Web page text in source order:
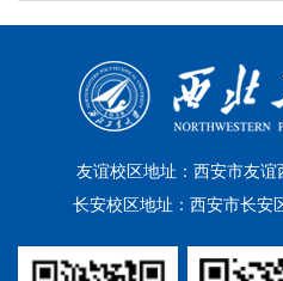
友谊校区地址：西安市友
长安校区地址：西安市长安